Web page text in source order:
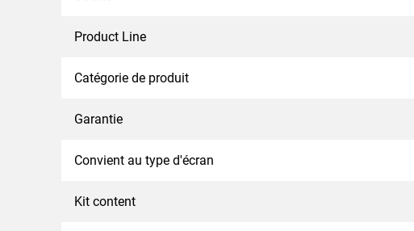
Product Line
Catégorie de produit
Garantie
Convient au type d'écran
Kit content